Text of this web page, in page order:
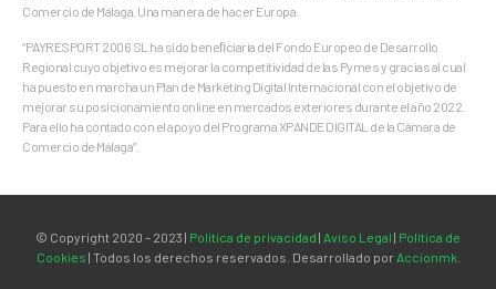
Comercio de Málaga. Una manera de hacer Europa.
“PAYRESPORT 2006 SL ha sido beneﬁciaria del Fondo Europeo de Desarrollo
Regional cuyo objetivo es mejorar la competitividad de las Pymes y gracias al cual
ha puesto en marcha un Plan de Marketing Digital Internacional con el objetivo de
mejorar su posicionamiento online en mercados exteriores durante el año 2022.
Para ello ha contado con el apoyo del Programa XPANDE DIGITAL de la Cámara de
Comercio de Málaga”.
© Copyright 2020 – 2023 | Política de privacidad | Aviso Legal | Política de
Cookies | Todos los derechos reservados. Desarrollado por Accionmk.